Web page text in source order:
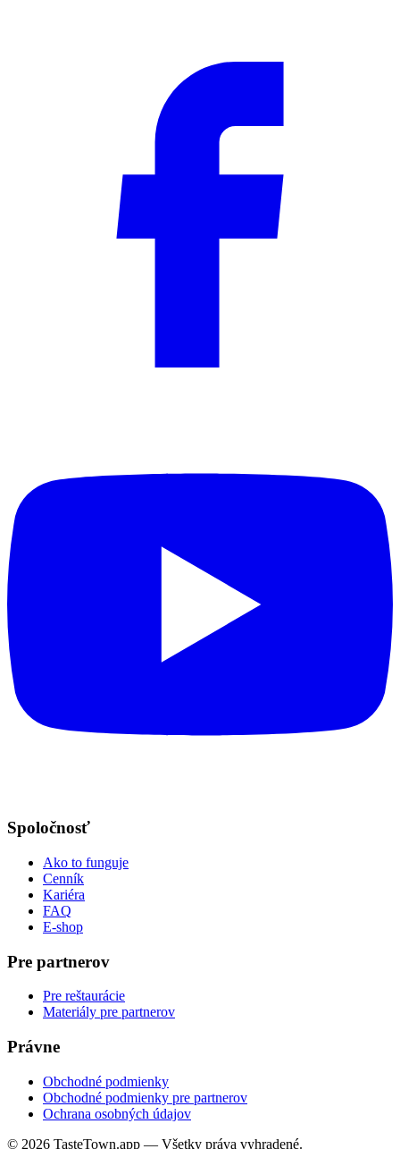
Spoločnosť
Ako to funguje
Cenník
Kariéra
FAQ
E-shop
Pre partnerov
Pre reštaurácie
Materiály pre partnerov
Právne
Obchodné podmienky
Obchodné podmienky pre partnerov
Ochrana osobných údajov
© 2026 TasteTown.app — Všetky práva vyhradené.